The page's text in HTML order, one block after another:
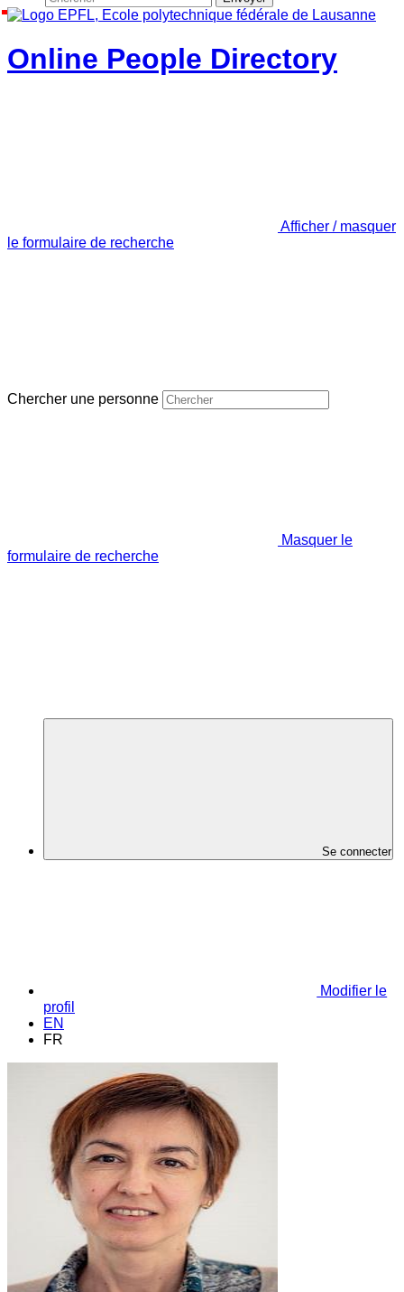
Online People Directory
Afficher / masquer
le formulaire de recherche
Chercher une personne
Masquer le
formulaire de recherche
Se connecter
Modifier le
profil
EN
FR